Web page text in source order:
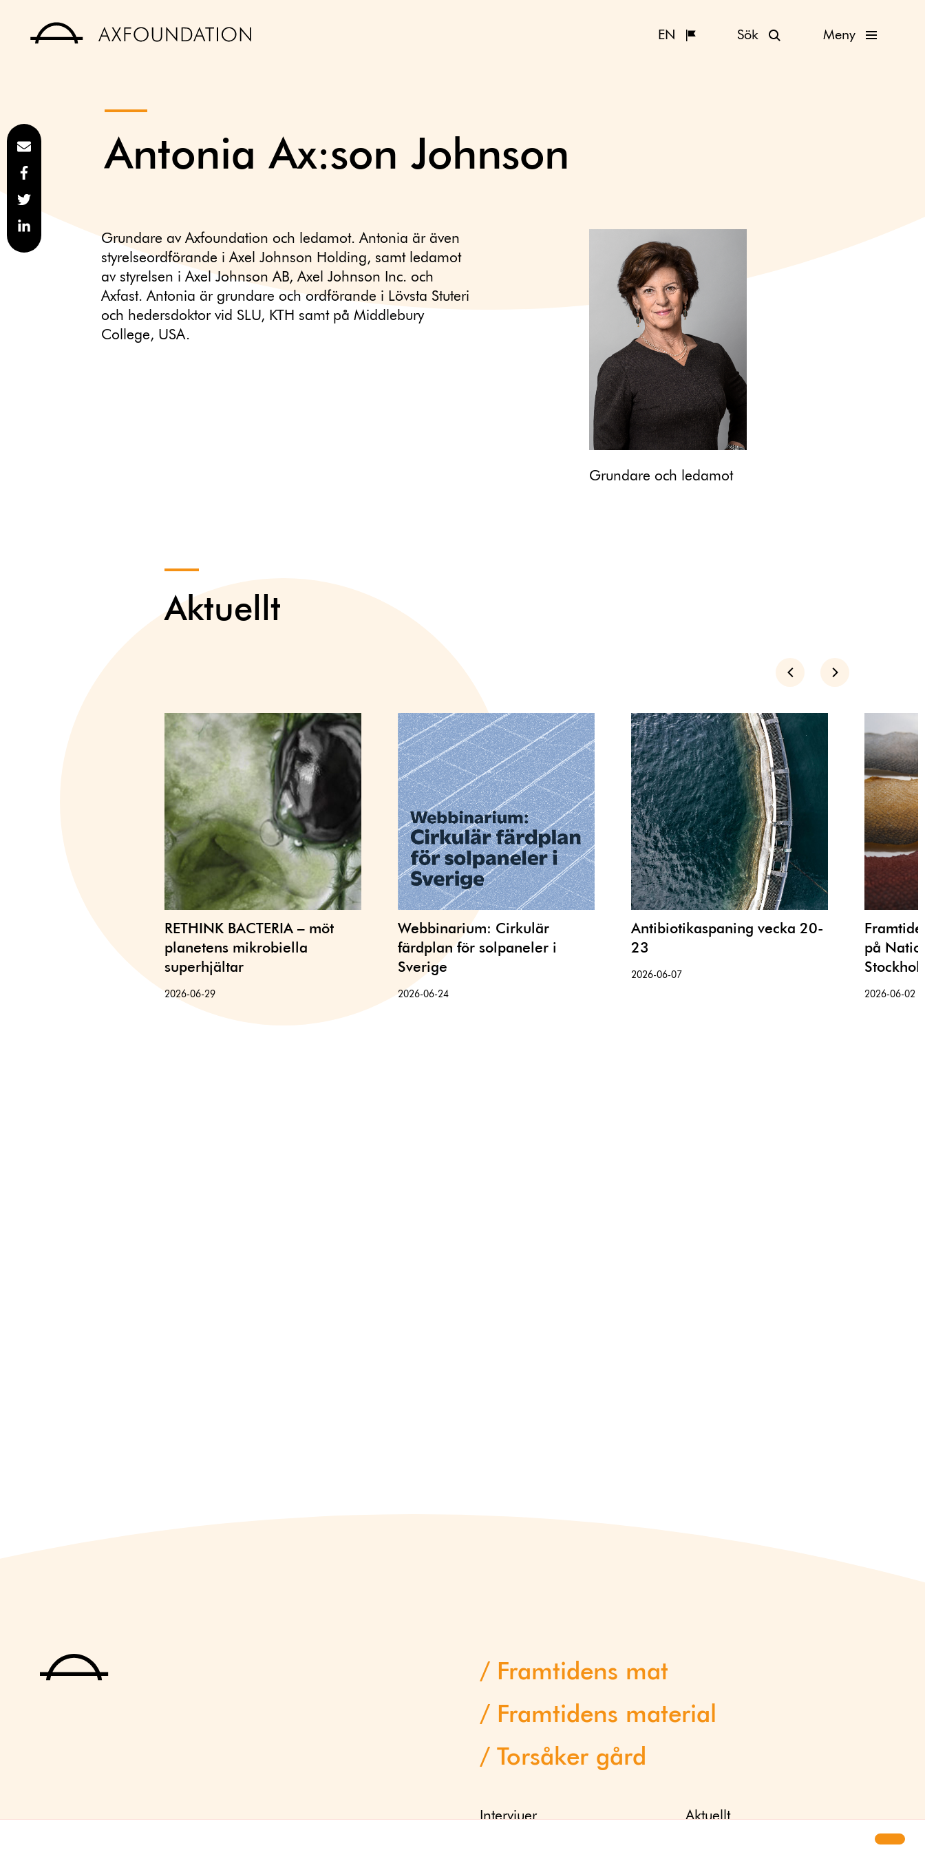
EN Sök Meny
Antonia Ax:son Johnson
Grundare och ledamot
Grundare av Axfoundation och ledamot. Antonia är även
styrelseordförande i Axel Johnson Holding, samt ledamot
av styrelsen i Axel Johnson AB, Axel Johnson Inc. och
Axfast. Antonia är grundare och ordförande i Lövsta Stuteri
och hedersdoktor vid SLU, KTH samt på Middlebury
College, USA.
Aktuellt
RETHINK BACTERIA – möt
planetens mikrobiella
superhjältar
2026-06-29
Webbinarium: Cirkulär
färdplan för solpaneler i
Sverige
2026-06-24
Antibiotikaspaning vecka 20-
23
2026-06-07
på
2026-06-02
Framtidens mat
Framtidens material
Torsåker gård
Intervjuer Aktuellt